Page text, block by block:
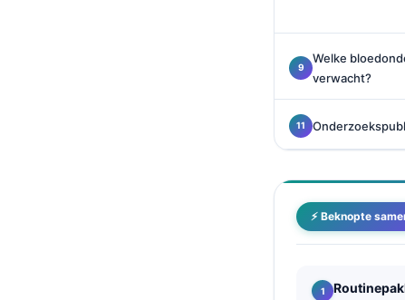
Welke
verwacht?
⚡ Beknopte